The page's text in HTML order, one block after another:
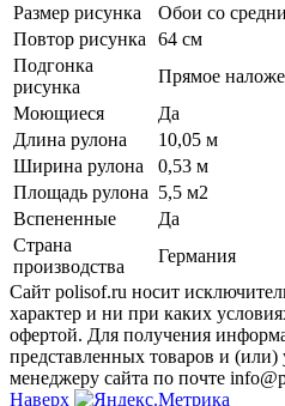
Размер рисунка
Обои со
Повтор рисунка
64 см
Подгонка
рисунка
Прямое
Моющиеся
Да
Длина рулона
10,05 м
Ширина рулона
0,53 м
Площадь рулона 5,5 м2
Вспененные
Да
Страна
производства
Германия
Сайт polisof.ru носит
характер и ни при каких
офертой. Для получения
представленных товаров и (или)
менеджеру сайта по почте
Наверх